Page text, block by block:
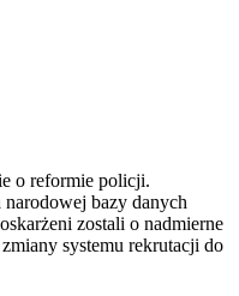
o reformie policji.
bazy danych
zostali o nadmierne
systemu rekrutacji do